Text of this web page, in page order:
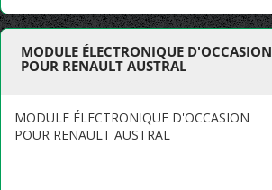
MODULE ÉLECTRONIQUE D'OCCASION
POUR RENAULT AUSTRAL
MODULE ÉLECTRONIQUE D'OCCASION
POUR RENAULT AUSTRAL